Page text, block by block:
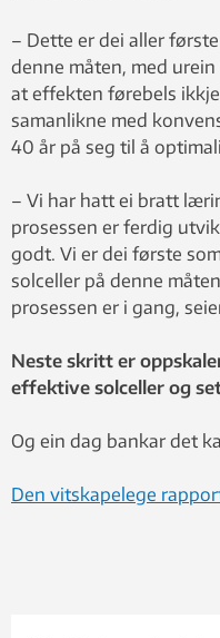
– Dette er dei aller
denne måten, med
at effekten førebels
samanlikne med
40 år på seg til å
– Vi har hatt ei bratt
prosessen er ferdig
godt. Vi er dei første
solceller på denne
prosessen er i gang,
Neste skritt er
effektive solceller og
Og ein dag bankar det
Den vitskapelege